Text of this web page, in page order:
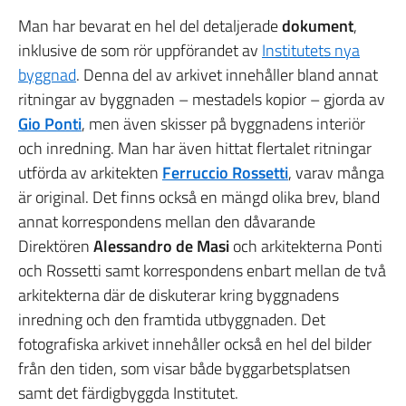
Man har bevarat en hel del detaljeradedokument,
inklusive de som rör uppförandet av Institutets nya
byggnad. Denna del av arkivet innehåller bland annat
ritningar av byggnaden – mestadels kopior – gjorda av
Gio Ponti, men även skisser på byggnadens interiör
och inredning. Man har även hittat flertalet ritningar
utförda av arkitekten Ferruccio Rossetti, varav många
är original. Det finns också en mängd olika brev, bland
annat korrespondens mellan den dåvarande
DirektörenAlessandro de Masioch arkitekterna Ponti
och Rossetti samt korrespondens enbart mellan de två
arkitekterna där de diskuterar kring byggnadens
inredning och den framtida utbyggnaden. Det
fotografiska arkivet innehåller också en hel del bilder
från den tiden, som visar både byggarbetsplatsen
samt det färdigbyggda Institutet.